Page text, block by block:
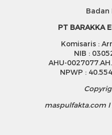
Badan
PT BARAKKA
Komisaris :
NIB :
AHU-
NPWP :
maspulfakta.com I